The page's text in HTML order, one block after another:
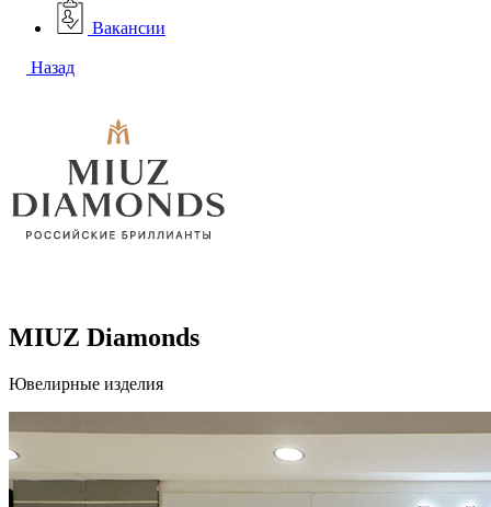
Вакансии
Назад
MIUZ Diamonds
Ювелирные изделия